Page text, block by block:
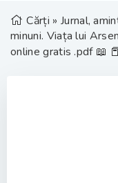
Cărți » Jurnal,
minuni. Viața lui
online gratis .pdf 📖